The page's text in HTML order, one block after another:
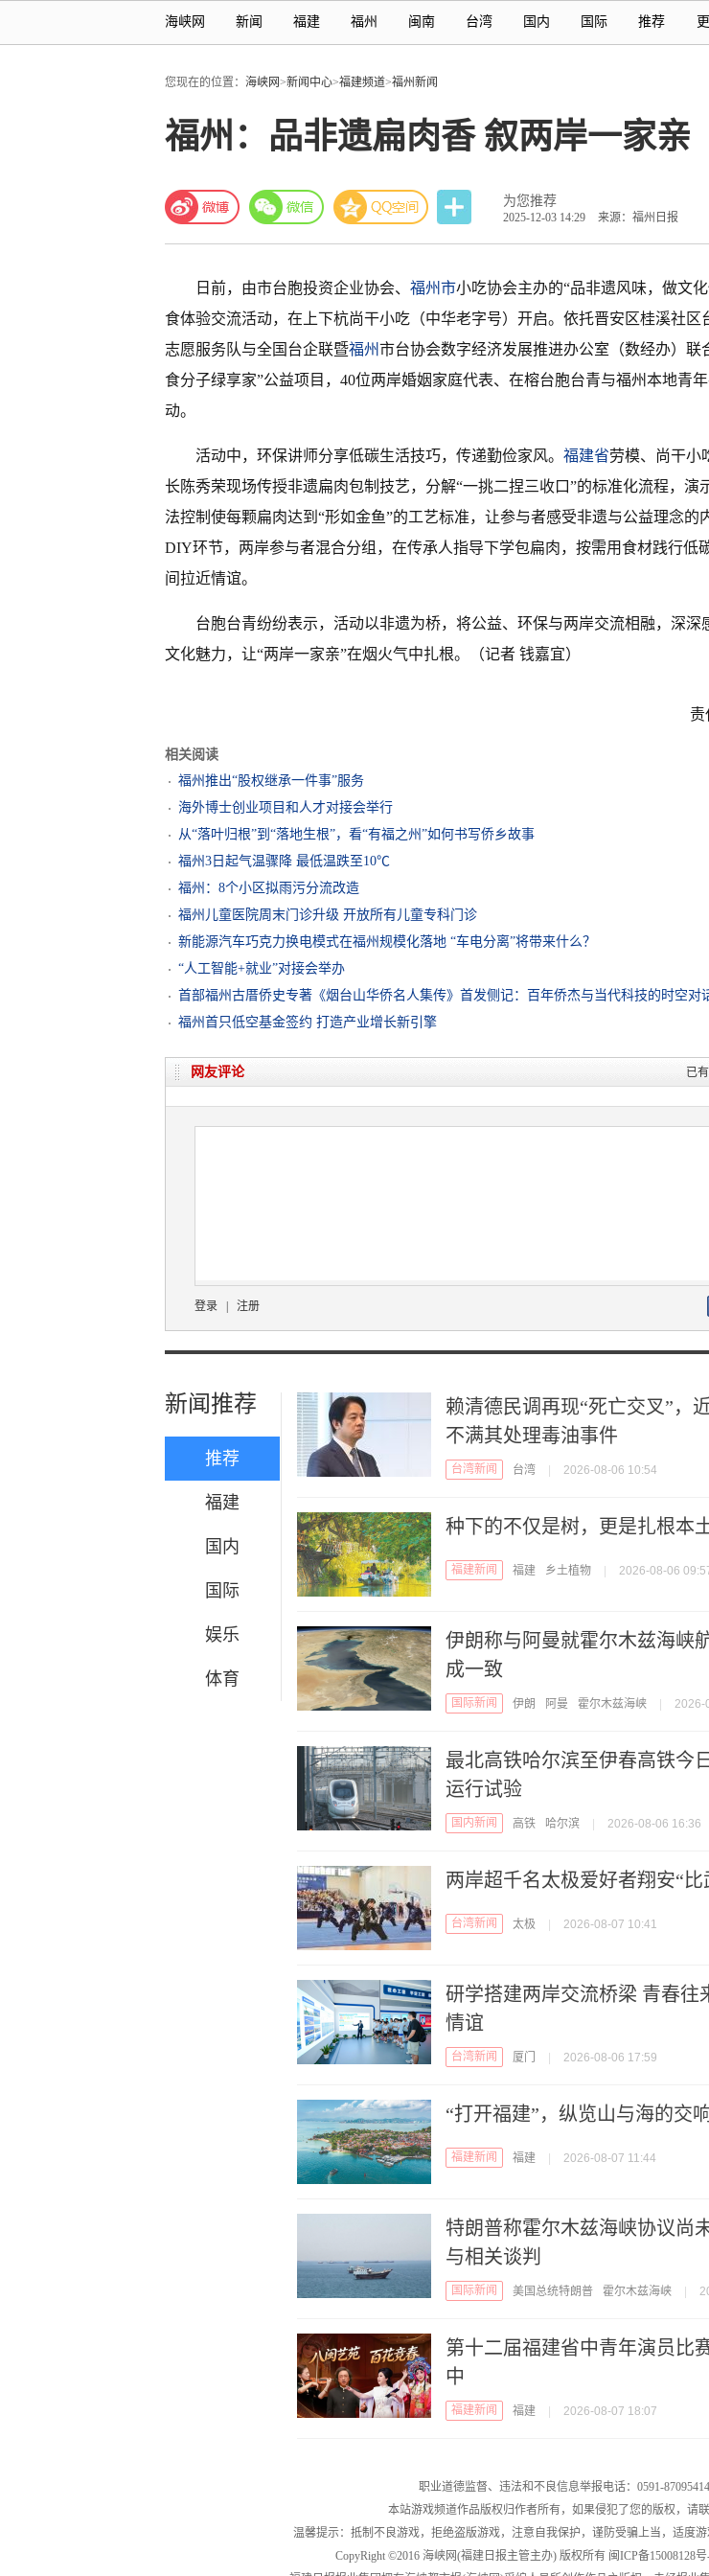
海峡网 新闻 福建 福州 闽南 台湾 国内 国际 推荐
您现在的位置： 海峡网>新闻中心>福建频道>福州新闻
福州：品非遗扁肉香 叙两岸一家亲
为您推荐
2025-12-03 14:29 来源：福州日报
日前，由市台胞投资企业协会、 福州市小吃协会主办的“品非遗风味，做文
食体验交流活动，在上下杭尚干小吃（中华老字号）开启。依托晋安区桂溪社区
志愿服务队与全国台企联暨福州市台协会数字经济发展推进办公室（数经办）联
食分子绿享家”公益项目，40位两岸婚姻家庭代表、在榕台胞台青与福州本地青
动。
活动中，环保讲师分享低碳生活技巧，传递勤俭家风。 福建省劳模、尚干小
长陈秀荣现场传授非遗扁肉包制技艺，分解“一挑二捏三收口”的标准化流程，演
法控制使每颗扁肉达到“形如金鱼”的工艺标准，让参与者感受非遗与公益理念的
DIY环节，两岸参与者混合分组，在传承人指导下学包扁肉，按需用食材践行低
间拉近情谊。
台胞台青纷纷表示，活动以非遗为桥，将公益、环保与两岸交流相融，深深
文化魅力，让“两岸一家亲”在烟火气中扎根。（记者 钱嘉宜）
责
相关阅读
福州推出“股权继承一件事”服务
海外博士创业项目和人才对接会举行
从“落叶归根”到“落地生根”，看“有福之州”如何书写侨乡故事
福州3日起气温骤降 最低温跌至10℃
福州：8个小区拟雨污分流改造
福州儿童医院周末门诊升级 开放所有儿童专科门诊
新能源汽车巧克力换电模式在福州规模化落地 “车电分离”将带来什么？
“人工智能+就业”对接会举办
首部福州古厝侨史专著《烟台山华侨名人集传》首发侧记：百年侨杰与当代科技的时空对
福州首只低空基金签约 打造产业增长新引擎
已有
网友评论
登录 注册
新闻推荐
推荐
福建
国内
国际
娱乐
体育
赖清德民调再现“死亡交叉”，
不满其处理毒油事件
台湾新闻 台湾 2026-08-06 10:54
种下的不仅是树，更是扎根本
福建新闻 福建 乡土植物 2026-08-06
伊朗称与阿曼就霍尔木兹海峡
成一致
国际新闻 伊朗 阿曼 霍尔木兹海峡 2026-
最北高铁哈尔滨至伊春高铁今
运行试验
国内新闻 高铁 哈尔滨 2026-08-06 16:36
两岸超千名太极爱好者翔安“比
台湾新闻 太极 2026-08-07 10:41
研学搭建两岸交流桥梁 青春往
情谊
台湾新闻 厦门 2026-08-06 17:59
“打开福建”，纵览山与海的交
福建新闻 福建 2026-08-07 11:44
特朗普称霍尔木兹海峡协议尚
与相关谈判
国际新闻 美国总统特朗普 霍尔木兹海峡
第十二届福建省中青年演员比
中
福建新闻 福建 2026-08-07 18:07
职业道德监督、违法和不良信息举报电话：0591-
本站游戏频道作品版权归作者所有，如果侵犯了您的版权，请
温馨提示：抵制不良游戏，拒绝盗版游戏，注意自我保护，谨防受骗上当，适度
CopyRight ©2016 海峡网(福建日报主管主办) 版权所有 闽ICP备15008128号